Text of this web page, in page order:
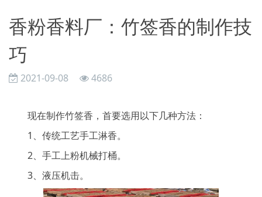
香粉香料厂：竹签香的制作技
巧
2021-09-08 4686
现在制作竹签香，首要选用以下几种方法：
1、传统工艺手工淋香。
2、手工上粉机械打桶。
3、液压机击。